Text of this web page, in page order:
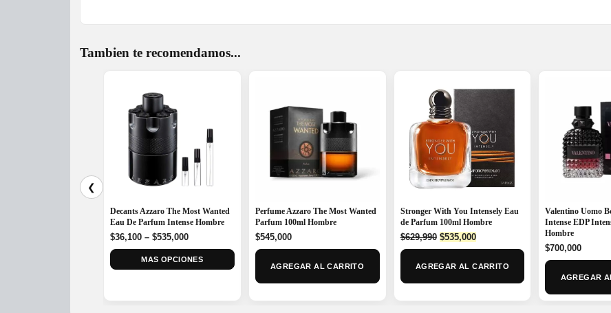
Tambien te recomendamos...
❮
Decants Azzaro The Most Wanted
Eau De Parfum Intense Hombre
$36,100 – $535,000Price
range:
$36,100
through
MAS OPCIONES
Perfume Azzaro The Most Wanted
Parfum 100ml Hombre
$545,000
AGREGAR AL CARRITO
Stronger With You Intensely Eau
de Parfum 100ml Hombre
$629,990 Original
price
$535,000Current
price
AGREGAR AL CARRITO
Valentino Uomo
Intense EDP
Hombre
$700,000
AGREGAR